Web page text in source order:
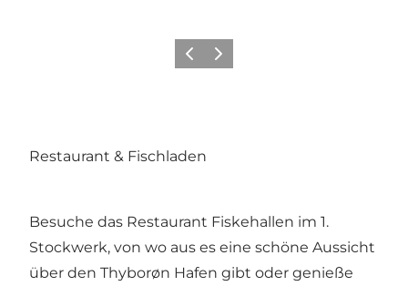
ZurückWeiter
Restaurant & Fischladen
Besuche das Restaurant Fiskehallen im 1.
Stockwerk, von wo aus es eine schöne Aussicht
über den Thyborøn Hafen gibt oder genieße